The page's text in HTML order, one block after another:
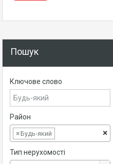
Пошук
Ключове слово
Район
×
×Будь-який
Тип нерухомості